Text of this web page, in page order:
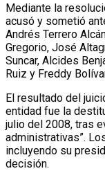
Mediante la
acusó y sometió
Andrés Terrero
Gregorio, José
Suncar, Alcides
Ruiz y Freddy
El resultado del
entidad fue la
julio del 2008, tras
administrativas”.
incluyendo su
decisión.